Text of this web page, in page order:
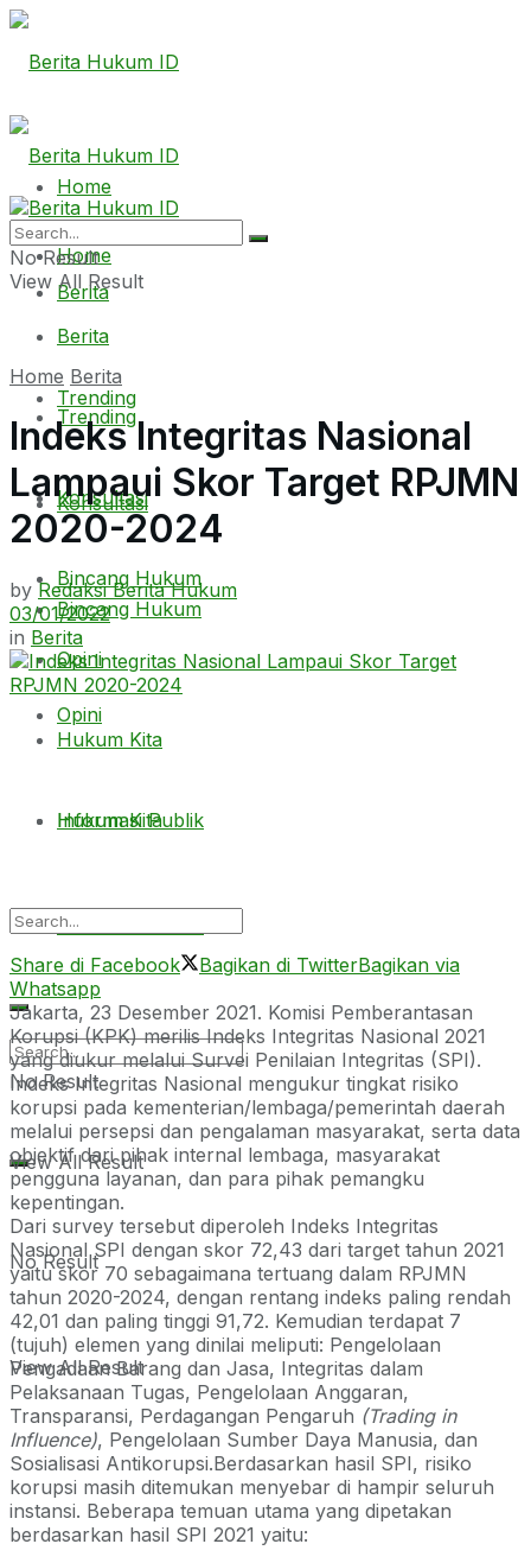
Home
Berita
Trending
Konsultasi
Bincang Hukum
Opini
Hukum Kita
Informasi Publik
No Result
View All Result
Home
Berita
Trending
Konsultasi
Bincang Hukum
Opini
Hukum Kita
Informasi Publik
No Result
View All Result
No Result
View All Result
Home Berita
Indeks Integritas Nasional
Lampaui Skor Target RPJMN
2020-2024
by Redaksi Berita Hukum
03/01/2022
in Berita
Share di Facebook Bagikan di TwitterBagikan via
Whatsapp
Jakarta, 23 Desember 2021. Komisi Pemberantasan
Korupsi (KPK) merilis Indeks Integritas Nasional 2021
yang diukur melalui Survei Penilaian Integritas (SPI).
Indeks Integritas Nasional mengukur tingkat risiko
korupsi pada kementerian/lembaga/pemerintah daerah
melalui persepsi dan pengalaman masyarakat, serta data
objektif dari pihak internal lembaga, masyarakat
pengguna layanan, dan para pihak pemangku
kepentingan.
Dari survey tersebut diperoleh Indeks Integritas
Nasional SPI dengan skor 72,43 dari target tahun 2021
yaitu skor 70 sebagaimana tertuang dalam RPJMN
tahun 2020-2024, dengan rentang indeks paling rendah
42,01 dan paling tinggi 91,72. Kemudian terdapat 7
(tujuh) elemen yang dinilai meliputi: Pengelolaan
Pengadaan Barang dan Jasa, Integritas dalam
Pelaksanaan Tugas, Pengelolaan Anggaran,
Transparansi, Perdagangan Pengaruh (Trading in
Influence), Pengelolaan Sumber Daya Manusia, dan
Sosialisasi Antikorupsi.Berdasarkan hasil SPI, risiko
korupsi masih ditemukan menyebar di hampir seluruh
instansi. Beberapa temuan utama yang dipetakan
berdasarkan hasil SPI 2021 yaitu: